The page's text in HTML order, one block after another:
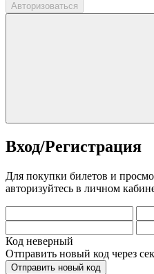
Авторизоваться
Вход/Регистрация
Для покупки билетов и
авторизуйтесь в личном
Код неверный
Отправить новый код через
Отправить новый код